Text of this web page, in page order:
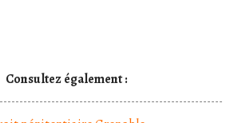
Consultez également :